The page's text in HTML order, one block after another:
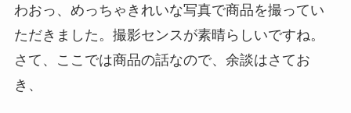
わおっ、めっちゃきれいな写真で商品を撮ってい
ただきました。撮影センスが素晴らしいですね。
さて、ここでは商品の話なので、余談はさてお
き、